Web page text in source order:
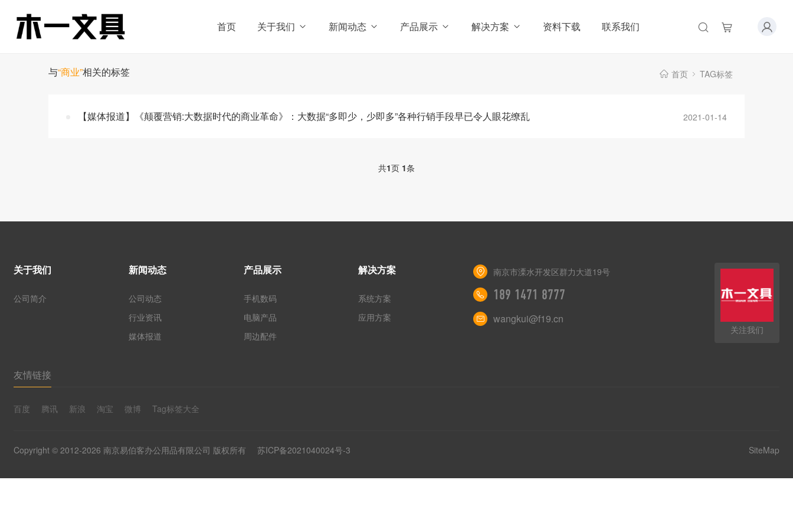
首页 关于我们 新闻动态 产品展示 解决方案 资料下载 联系我们
与“商业”相关的标签 首页 TAG标签
【媒体报道】《颠覆营销:大数据时代的商业革命》：大数据“多即少，少即多”各种行销手段早已令人眼花缭乱 2021-01-14
共1页 1条
关于我们
公司简介
新闻动态
公司动态
行业资讯
媒体报道
产品展示
手机数码
电脑产品
周边配件
解决方案
系统方案
应用方案
南京市溧水开发区群力大道19号
189 1471 8777
wangkui@f19.cn
关注我们
友情链接
百度 腾讯 新浪 淘宝 微博 Tag标签大全
Copyright © 2012-2026 南京易伯客办公用品有限公司 版权所有 苏ICP备2021040024号-3 SiteMap